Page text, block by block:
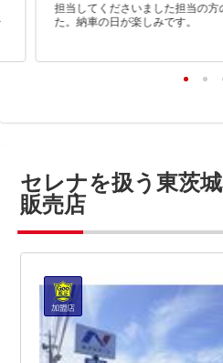
担当してくださいました担当の方
た。納車の日が楽しみです。
セレナを扱う東茨
販売店